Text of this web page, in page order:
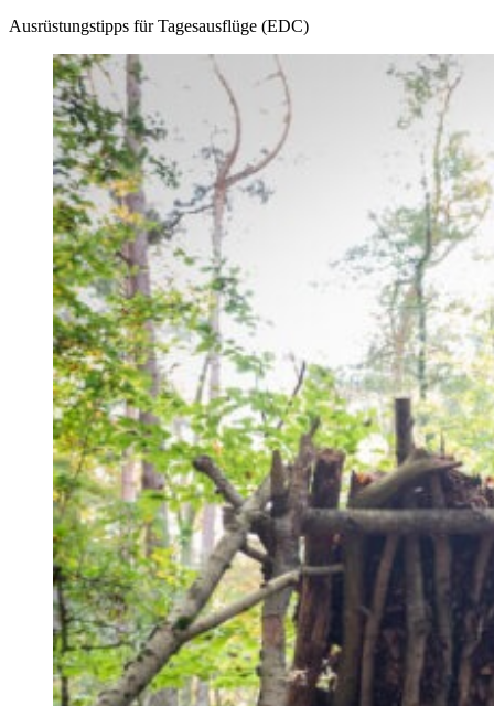
Ausrüstungstipps für Tagesausflüge (EDC)